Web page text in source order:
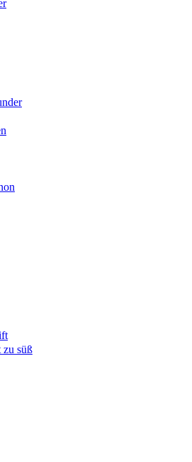
zu süß